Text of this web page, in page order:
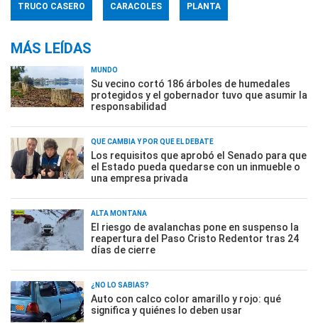
TRUCO CASERO CARACOLES PLANTA
MÁS LEÍDAS
MUNDO
Su vecino cortó 186 árboles de humedales
protegidos y el gobernador tuvo que asumir la
responsabilidad
QUÉ CAMBIA Y POR QUÉ EL DEBATE
Los requisitos que aprobó el Senado para que
el Estado pueda quedarse con un inmueble o
una empresa privada
ALTA MONTAÑA
El riesgo de avalanchas pone en suspenso la
reapertura del Paso Cristo Redentor tras 24
días de cierre
¿NO LO SABÍAS?
Auto con calco color amarillo y rojo: qué
significa y quiénes lo deben usar